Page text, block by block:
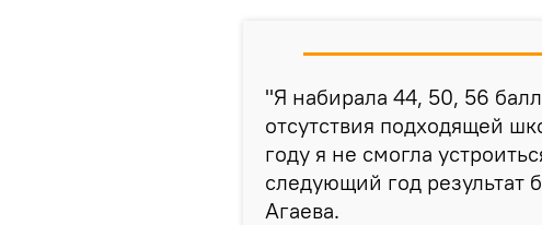
"Я набирала 44, 50, 56
отсутствия подходящей
году я не смогла
следующий год результат
Агаева.